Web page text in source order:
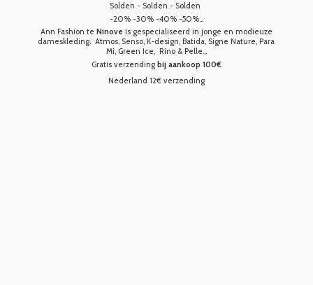
Solden - Solden - Solden
-20% -30% -40% -50%...
Ann Fashion te Ninove is gespecialiseerd in jonge en modieuze
dameskleding. Atmos, Senso, K-design, Batida, Signe Nature, Para
Mi, Green Ice, Rino & Pelle...
Gratis verzending bij aankoop 100€
Nederland 12€ verzending